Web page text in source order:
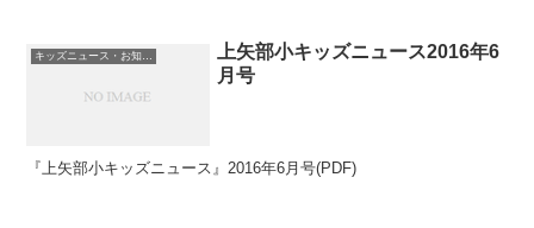
上矢部小キッズニュース2016年6
月号
『上矢部小キッズニュース』2016年6月号(PDF)